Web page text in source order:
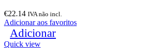
€22.14 IVA não incl.
Adicionar aos favoritos
Adicionar
Quick view